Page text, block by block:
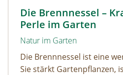
Die Brennnessel –
Perle im Garten
Natur im Garten
Die Brennnessel ist eine
Sie stärkt Gartenpflanzen,